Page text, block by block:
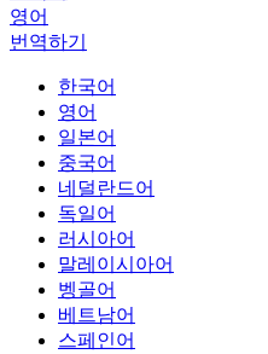
영어
번역하기
한국어
영어
일본어
중국어
네덜란드어
독일어
러시아어
말레이시아어
벵골어
베트남어
스페인어